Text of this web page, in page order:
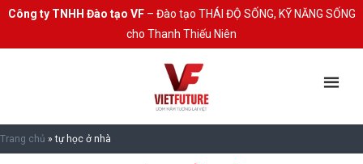
Công ty TNHH Đào tạo VF– Đào tạo THÁI ĐỘ SỐNG, KỸ NĂNG SỐNG
cho Thanh Thiếu Niên
Trang chủ »tự học ở nhà